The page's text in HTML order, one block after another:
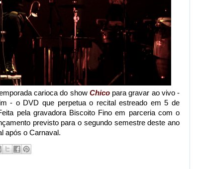
carioca do show Chicopara gravar ao vivo -
- o DVD que perpetua o recital estreado em 5 de
pela gravadora Biscoito Fino em parceria com o
previsto para o segundo semestre deste ano
após o Carnaval.